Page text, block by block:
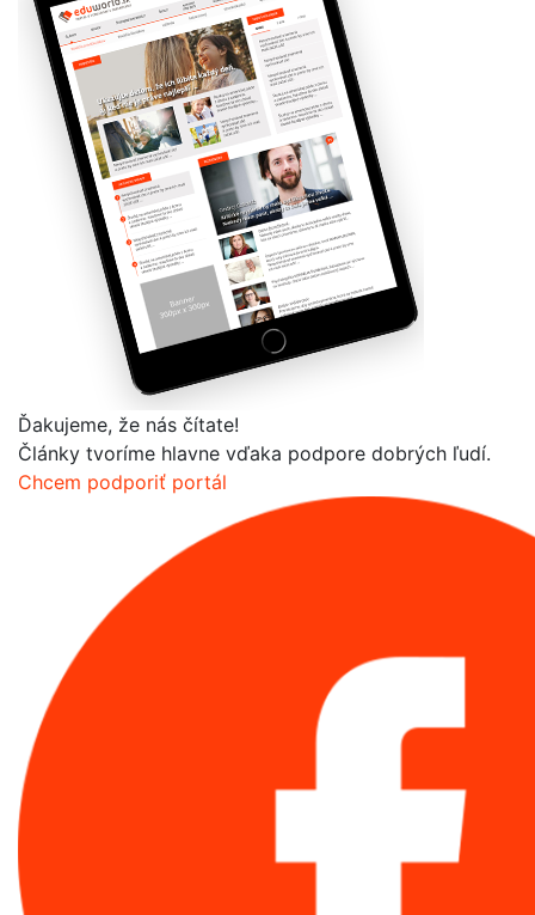
Ďakujeme, že nás čítate!
Články tvoríme hlavne vďaka podpore dobrých ľudí.
Chcem podporiť portál